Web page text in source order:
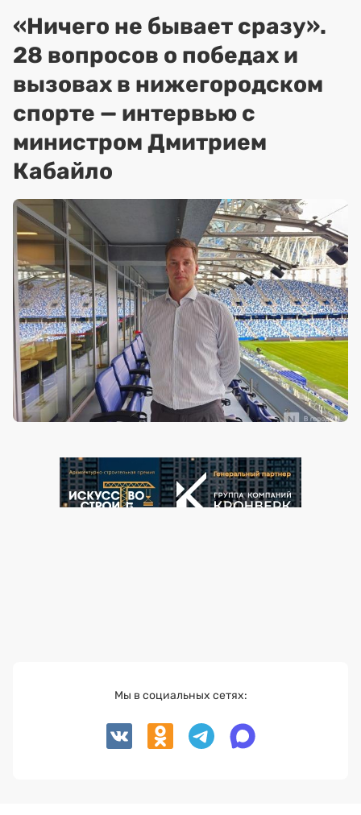
«Ничего не бывает сразу».
28 вопросов о победах и
вызовах в нижегородском
спорте — интервью с
министром Дмитрием
Кабайло
Мы в социальных сетях: